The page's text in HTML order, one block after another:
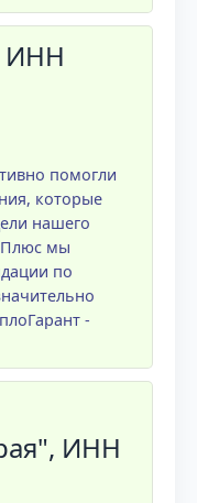
ИНН
помогли
которые
нашего
Плюс мы
по
-
ИНН